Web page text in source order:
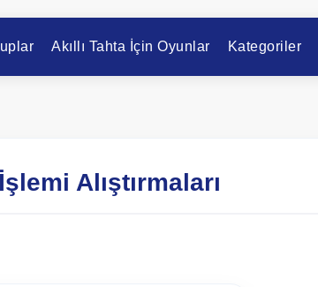
Akıllı Tahta İçin Oyunlar Kategoriler
Alıştırmaları